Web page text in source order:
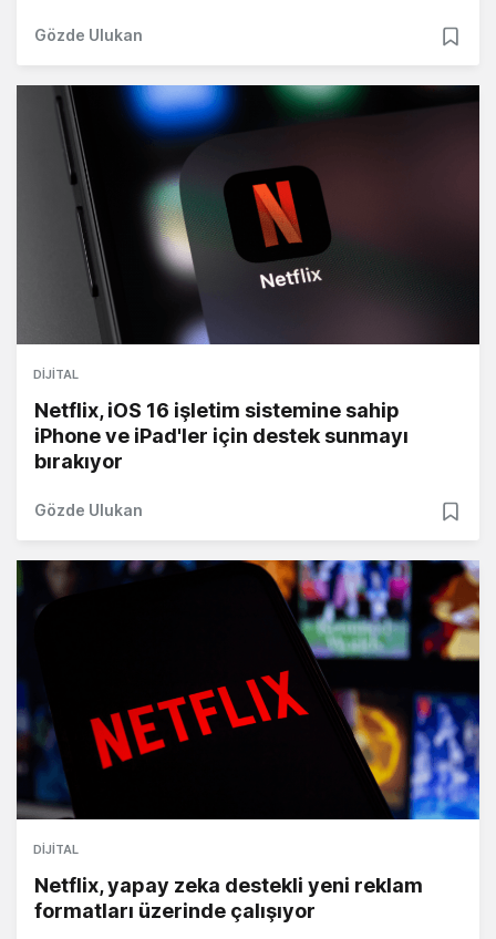
Gözde Ulukan
DIJITAL
Netflix, iOS 16 işletim sistemine sahip
iPhone ve iPad'ler için destek sunmayı
bırakıyor
Gözde Ulukan
DIJITAL
Netflix, yapay zeka destekli yeni reklam
formatları üzerinde çalışıyor